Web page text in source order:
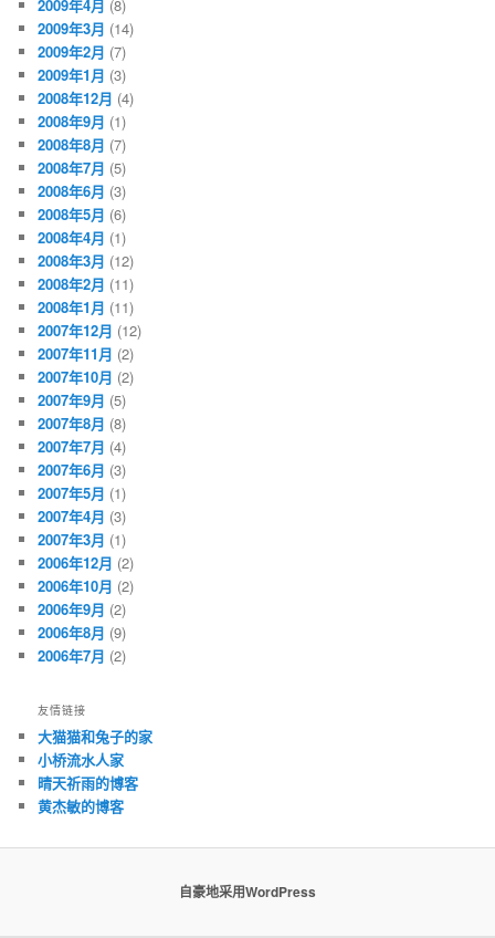
2009年4月 (8)
2009年3月 (14)
2009年2月 (7)
2009年1月 (3)
2008年12月 (4)
2008年9月 (1)
2008年8月 (7)
2008年7月 (5)
2008年6月 (3)
2008年5月 (6)
2008年4月 (1)
2008年3月 (12)
2008年2月 (11)
2008年1月 (11)
2007年12月 (12)
2007年11月 (2)
2007年10月 (2)
2007年9月 (5)
2007年8月 (8)
2007年7月 (4)
2007年6月 (3)
2007年5月 (1)
2007年4月 (3)
2007年3月 (1)
2006年12月 (2)
2006年10月 (2)
2006年9月 (2)
2006年8月 (9)
2006年7月 (2)
友情链接
大猫猫和兔子的家
小桥流水人家
晴天祈雨的博客
黄杰敏的博客
自豪地采用WordPress